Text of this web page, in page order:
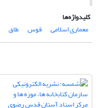
کلیدواژه‌ها
معماری اسلامی
قوس طاق